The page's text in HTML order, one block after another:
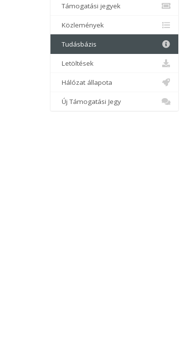
Támogatási jegyek
Közlemények
Tudásbázis
Letöltések
Hálózat állapota
Új Támogatási Jegy